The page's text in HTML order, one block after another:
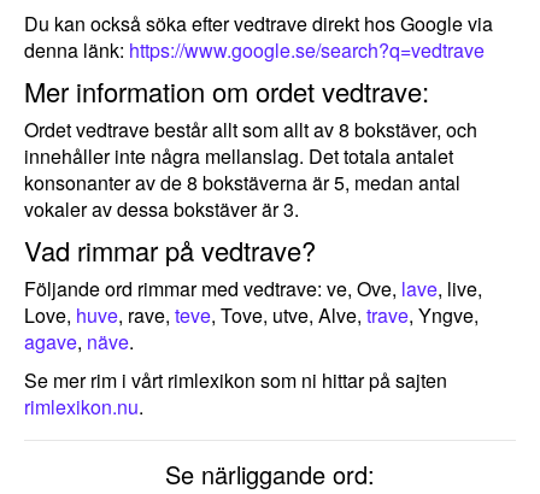
Du kan också söka efter vedtrave direkt hos Google via
denna länk: https://www.google.se/search?q=vedtrave
Mer information om ordet vedtrave:
Ordet vedtrave består allt som allt av 8 bokstäver, och
innehåller inte några mellanslag. Det totala antalet
konsonanter av de 8 bokstäverna är 5, medan antal
vokaler av dessa bokstäver är 3.
Vad rimmar på vedtrave?
Följande ord rimmar med vedtrave: ve, Ove, lave, live,
Love, huve, rave, teve, Tove, utve, Alve, trave, Yngve,
agave, näve.
Se mer rim i vårt rimlexikon som ni hittar på sajten
rimlexikon.nu.
Se närliggande ord: